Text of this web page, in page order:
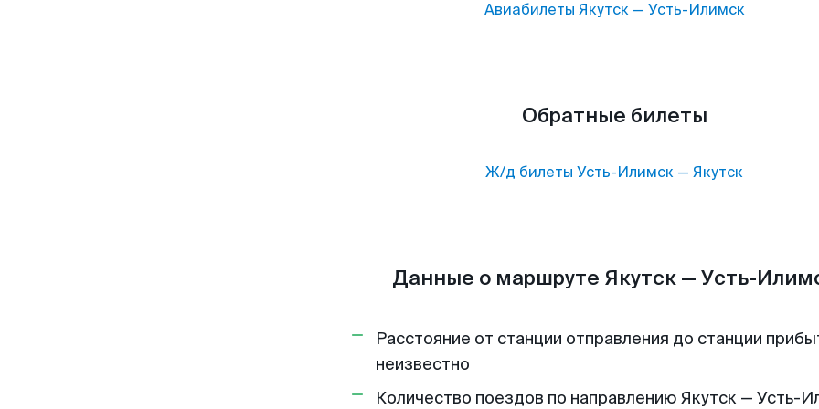
Авиабилеты Якутск— Усть-Илимск
Обратные билеты
Ж/д билеты Усть-Илимск — Якутск
Данные о маршруте Якутск — Усть-
Расстояние от станции отправления до станции
неизвестно
Количество поездов по направлению Якутск — Усть-